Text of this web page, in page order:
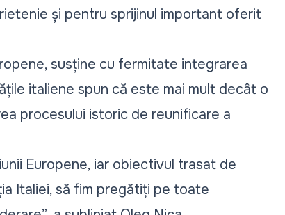
și pentru sprijinul important oferit
susține cu fermitate integrarea
italiene spun că este mai mult decât o
procesului istoric de reunificare a
Europene, iar obiectivul trasat de
Italiei, să fim pregătiți pe toate